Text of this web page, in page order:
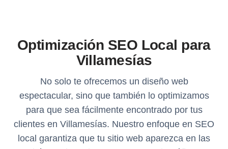
Optimización SEO Local para
Villamesías
No solo te ofrecemos un diseño web
espectacular, sino que también lo optimizamos
para que sea fácilmente encontrado por tus
clientes en Villamesías. Nuestro enfoque en SEO
local garantiza que tu sitio web aparezca en las